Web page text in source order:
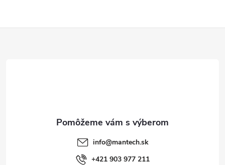
info@mantech.sk
+421 903 977 211